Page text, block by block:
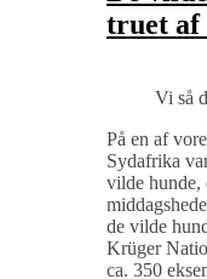
truet af
Vi så
På en af
Sydafrika
vilde hunde,
de vilde
Krüger
ca. 350